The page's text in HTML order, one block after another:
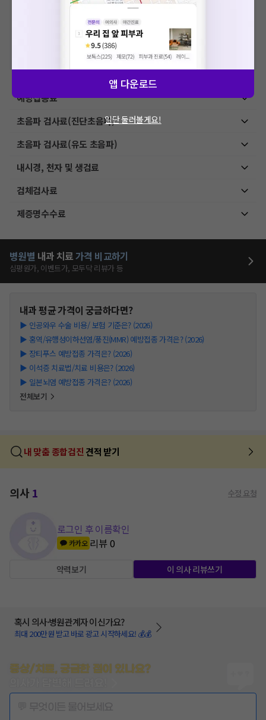
비급여 항목의 경우, 추가비용 등으로 실제 가격과 상이할 수 있으니, 정확
한 가격은 해당 의료기관에 직접 문의해주세요.
건강보험심사평가원에 고지되어 있는 급여 진료 기준 가
격입니다. (진료와 연관된 복합적인 비용이 추가되어, 병원마다 금액이 다르게
산정될 수 있는 점 참고 바랍니다.)
VAT 포함
예방접종료
초음파 검사료(진단초음파)
초음파 검사료(유도 초음파)
내시경, 천자 및 생검료
검체검사료
제증명수수료
병원별 내과 치료가격 비교하기
심평원가, 이벤트가, 모두닥 리뷰가 등
내과평균 가격이 궁금하다면?
▶ 인공와우 수술 비용/ 보험 기준은? (2026)
▶ 홍역/유행성이하선염/풍진(MMR) 예방접종 가격은? (2026)
▶ 장티푸스 예방접종 가격은? (2026)
▶ 이석증 치료법/치료 비용은? (2026)
▶ 일본뇌염 예방접종 가격은? (2026)
전체보기
내 맞춤 종합검진 견적 받기
의사1 수정 요청
로그인 후 이름확인
카카오 리뷰0
약력보기 이 의사 리뷰쓰기
혹시 의사·병원관계자 이신가요?
최대 200만원 받고 바로 광고 시작하세요! 💰💰
증상/치료, 궁금한 점이 있나요?
앱 다운로드
일단 둘러볼게요!